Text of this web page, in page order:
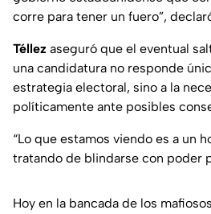
corre para tener un fuero”,
Téllez aseguró que el eventual
una candidatura no responde
estrategia electoral, sino a la
políticamente ante posibles
“Lo que estamos viendo es a un
tratando de blindarse con poder
Hoy en la bancada de los